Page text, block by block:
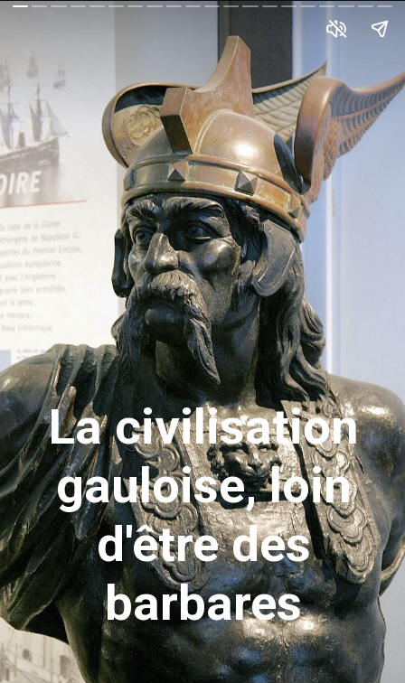
La civilisation
gauloise, loin
d'être des
barbares